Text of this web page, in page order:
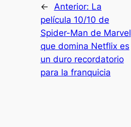
← Anterior: La
película 10/10 de
Spider-Man de Marvel
que domina Netflix es
un duro recordatorio
para la franquicia